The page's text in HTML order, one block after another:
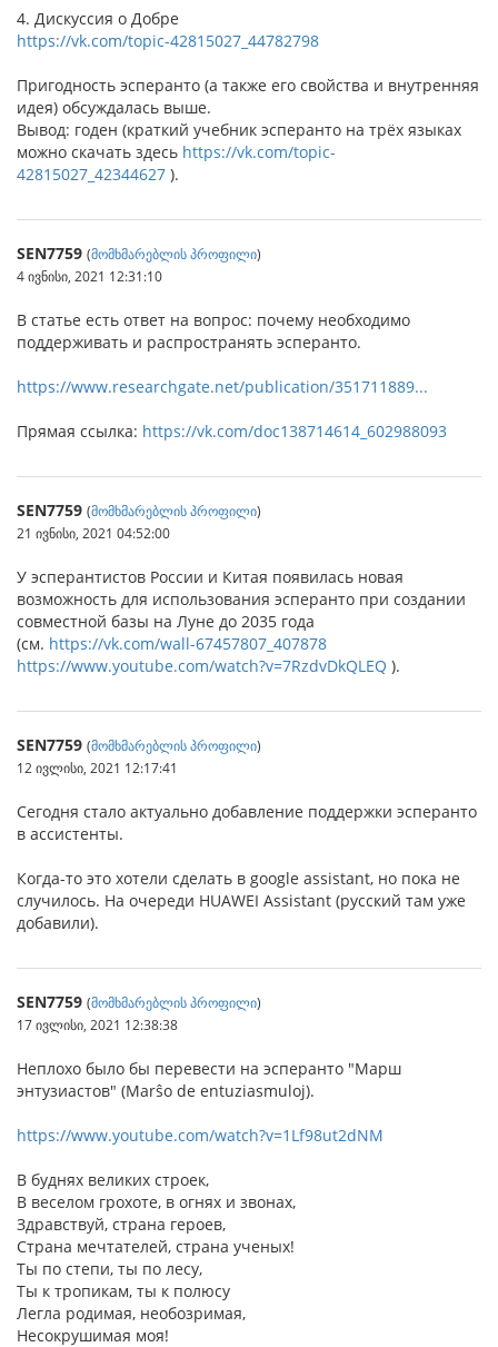
4. Дискуссия о Добре
https://vk.com/topic-42815027_44782798
Пригодность эсперанто (а также его свойства и внутренняя
идея) обсуждалась выше.
Вывод: годен (краткий учебник эсперанто на трёх языках
можно скачать здесь https://vk.com/topic-
42815027_42344627 ).
SEN7759 (მომხმარებლის პროფილი)
4 ივნისი, 2021 12:31:10
В статье есть ответ на вопрос: почему необходимо
поддерживать и распространять эсперанто.
https://www.researchgate.net/publication/351711889...
Прямая ссылка: https://vk.com/doc138714614_602988093
SEN7759 (მომხმარებლის პროფილი)
21 ივნისი, 2021 04:52:00
У эсперантистов России и Китая появилась новая
возможность для использования эсперанто при создании
совместной базы на Луне до 2035 года
(см. https://vk.com/wall-67457807_407878
https://www.youtube.com/watch?v=7RzdvDkQLEQ ).
SEN7759 (მომხმარებლის პროფილი)
12 ივლისი, 2021 12:17:41
Сегодня стало актуально добавление поддержки эсперанто
в ассистенты.
Когда-то это хотели сделать в google assistant, но пока не
случилось. На очереди HUAWEI Assistant (русский там уже
добавили).
SEN7759 (მომხმარებლის პროფილი)
17 ივლისი, 2021 12:38:38
Неплохо было бы перевести на эсперанто "Марш
энтузиастов" (Marŝo de entuziasmuloj).
https://www.youtube.com/watch?v=1Lf98ut2dNM
В буднях великих строек,
В веселом грохоте, в огнях и звонах,
Здравствуй, страна героев,
Страна мечтателей, страна ученых!
Ты по степи, ты по лесу,
Ты к тропикам, ты к полюсу
Легла родимая, необозримая,
Несокрушимая моя!